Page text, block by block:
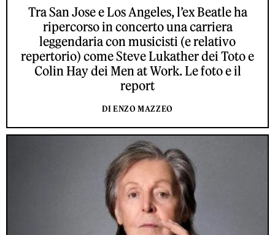
Tra San Jose e Los Angeles, l’ex Beatle ha
ripercorso in concerto una carriera
leggendaria con musicisti (e relativo
repertorio) come Steve Lukather dei Toto e
Colin Hay dei Men at Work. Le foto e il
report
DI ENZO MAZZEO